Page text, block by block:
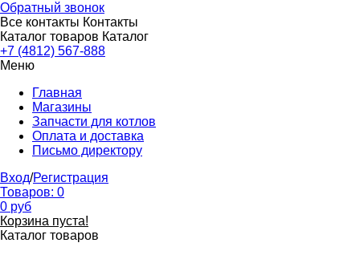
Обратный звонок
Все контакты Контакты
Каталог товаров Каталог
+7 (4812) 567-888
Меню
Главная
Магазины
Запчасти для котлов
Оплата и доставка
Письмо директору
Вход/Регистрация
Товаров: 0
0 руб
Корзина пуста!
Каталог товаров